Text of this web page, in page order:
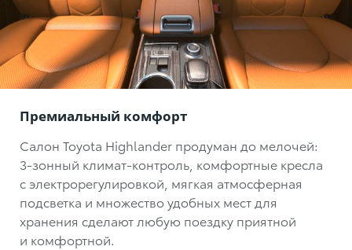
Премиальный комфорт
Салон Toyota Highlander продуман до мелочей:
3-зонный климат-контроль , комфортные кресла
с электрорегулировкой, мягкая атмосферная
подсветка и множество удобных мест для
хранения сделают любую поездку приятной
и комфортной.